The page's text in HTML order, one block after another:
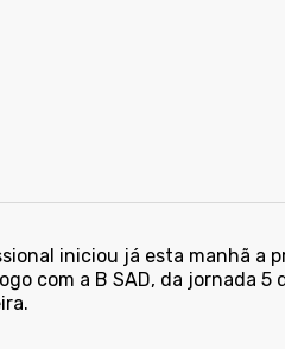
iniciou já esta manhã a
com a B SAD, da jornada